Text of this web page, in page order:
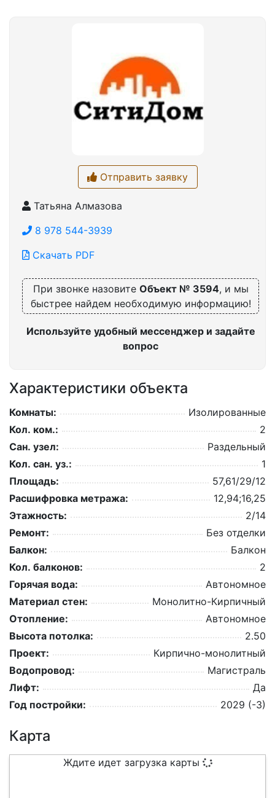
Отправить заявку
Татьяна Алмазова
8 978 544-3939
Скачать PDF
При звонке назовите Объект № 3594, и мы
быстрее найдем необходимую информацию!
Используйте удобный мессенджер и задайте
вопрос
Характеристики объекта
Комнаты:
Изолированные
Кол. ком.:
2
Сан. узел:
Раздельный
Кол. сан. уз.:
1
Площадь:
57,61/29/12
Расшифровка метража:
12,94;16,25
Этажность:
2/14
Ремонт:
Без отделки
Балкон:
Балкон
Кол. балконов:
2
Горячая вода:
Автономное
Материал стен:
Монолитно-Кирпичный
Отопление:
Автономное
Высота потолка:
2.50
Проект:
Кирпично-монолитный
Водопровод:
Магистраль
Лифт:
Да
Год постройки:
2029 (-3)
Карта
Ждите идет загрузка карты